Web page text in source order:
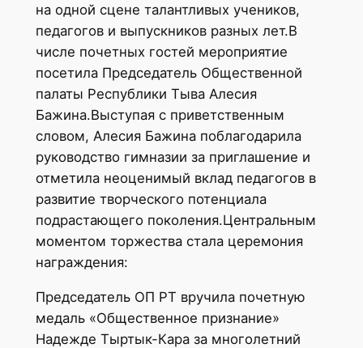
на одной сцене талантливых учеников,
педагогов и выпускников разных лет.В
числе почетных гостей мероприятие
посетила Председатель Общественной
палаты Республики Тыва Алесия
Бажина.Выступая с приветственным
словом, Алесия Бажина поблагодарила
руководство гимназии за приглашение и
отметила неоценимый вклад педагогов в
развитие творческого потенциала
подрастающего поколения.Центральным
моментом торжества стала церемония
награждения:
Председатель ОП РТ вручила почетную
медаль «Общественное признание»
Надежде Тыртык-Кара за многолетний